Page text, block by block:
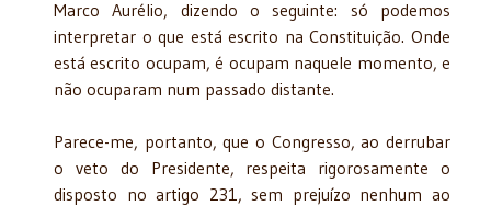
Marco Aurélio, dizendo o seguinte: só podemos
interpretar o que está escrito na Constituição. Onde
está escrito ocupam, é ocupam naquele momento, e
não ocuparam num passado distante.
Parece-me, portanto, que o Congresso, ao derrubar
o veto do Presidente, respeita rigorosamente o
disposto no artigo 231, sem prejuízo nenhum ao